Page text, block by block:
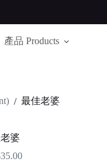
產品 Products
/ 最佳老婆
婆
35.00